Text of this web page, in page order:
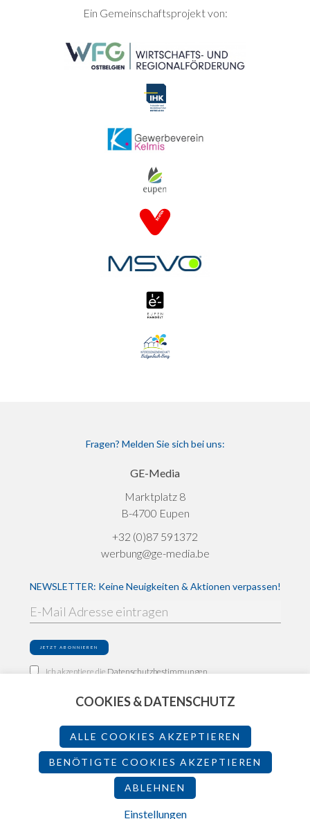
SEITENFUSSEin Gemeinschaftsprojekt von:
Fragen? Melden Sie sich bei uns:
GE-Media
Marktplatz 8
B-4700 Eupen
+32 (0)87 591372
werbung@ge-media.be
NEWSLETTER: Keine Neuigkeiten & Aktionen verpassen!
Ich akzeptiere die Datenschutzbestimmungen
Impressum
Datenschutz
Teilnahmebedingungen
2026 - Made by
COOKIES & DATENSCHUTZ
ALLE COOKIES AKZEPTIEREN
BENÖTIGTE COOKIES AKZEPTIEREN
ABLEHNEN
Einstellungen